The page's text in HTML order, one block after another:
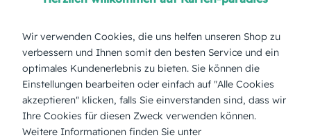
Menge:
Stückpreis: 1,55 €
Gesamtpreis: 38,75 € Inkl. MwSt. zzgl. Versand
Wir verwenden Cookies, die uns helfen unseren Shop zu
verbessern und Ihnen somit den besten Service und ein
optimales Kundenerlebnis zu bieten. Sie können die
Einstellungen bearbeiten oder einfach auf "Alle Cookies
akzeptieren" klicken, falls Sie einverstanden sind, dass wir
Ihre Cookies für diesen Zweck verwenden können.
Weitere Informationen finden Sie unter